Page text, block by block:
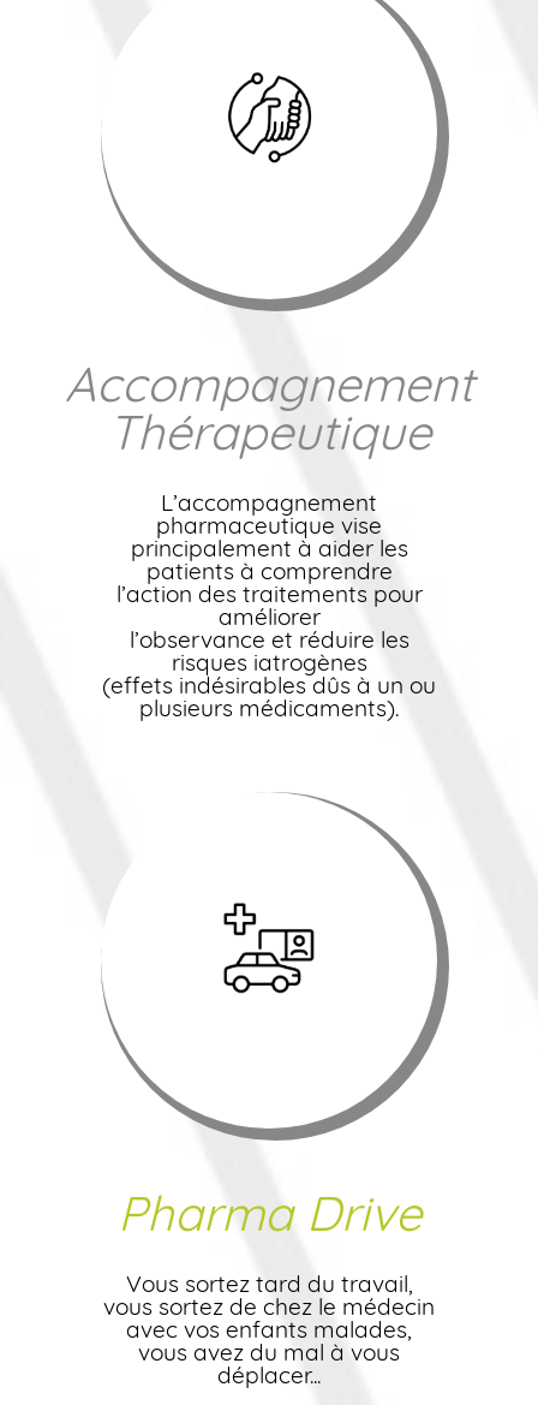
Accompagnement
Thérapeutique
L’accompagnement
pharmaceutique vise
principalement à aider les
patients à comprendre
l’action des traitements pour
améliorer
l’observance et réduire les
risques iatrogènes
(effets indésirables dûs à un ou
plusieurs médicaments).
Pharma Drive
Vous sortez tard du travail,
vous sortez de chez le médecin
avec vos enfants malades,
vous avez du mal à vous
déplacer...